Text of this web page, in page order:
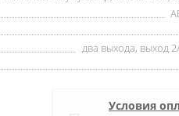
два выхода, выход
Условия